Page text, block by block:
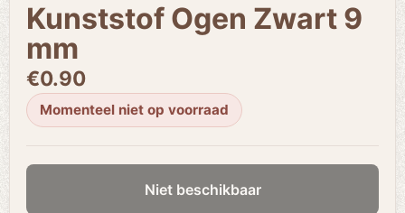
Kunststof Ogen Zwart 9
mm
€0.90
Momenteel niet op voorraad
Niet beschikbaar